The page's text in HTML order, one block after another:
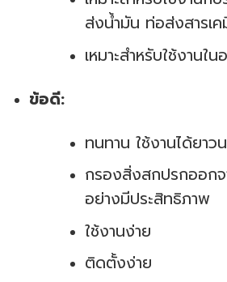
ส่งน้ำมัน ท่อส่งสารเค
เหมาะสำหรับใช้งานใ
ข้อดี:
ทนทาน ใช้งานได้ยาว
กรองสิ่งสกปรกออกจ
อย่างมีประสิทธิภาพ
ใช้งานง่าย
ติดตั้งง่าย